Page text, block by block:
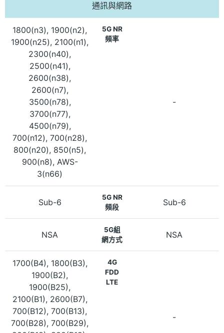
通訊與網路
1800(n3), 1900(n2),
1900(n25), 2100(n1),
2300(n40),
2500(n41),
2600(n38),
2600(n7),
3500(n78),
3700(n77),
4500(n79),
700(n12), 700(n28),
800(n20), 850(n5),
900(n8), AWS-
3(n66)
5G NR
頻率
-
Sub-6
5G NR
頻段
Sub-6
NSA
5G組
網方式
NSA
1700(B4), 1800(B3),
1900(B2),
1900(B25),
2100(B1), 2600(B7),
700(B12), 700(B13),
700(B28), 700(B29),
4G
FDD
LTE
-